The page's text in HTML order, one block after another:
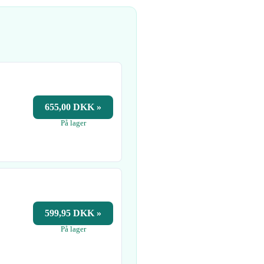
655,00 DKK »
På lager
599,95 DKK »
På lager